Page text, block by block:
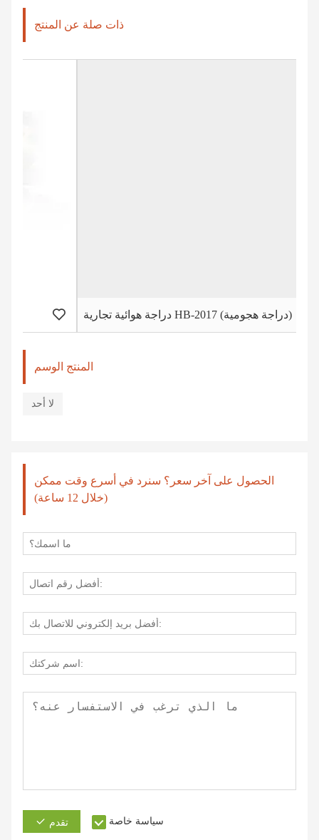
ذات صلة عن المنتج
دراجة هوائية تجارية HB-2017 (دراجة هجومية)
المنتج الوسم
لا أحد
الحصول على آخر سعر؟ سنرد في أسرع وقت ممكن
(خلال 12 ساعة)
تقدم سياسة خاصة